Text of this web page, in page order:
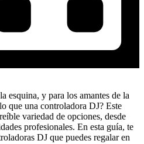
esquina, y para los amantes de la
que una controladora DJ? Este
variedad de opciones, desde
profesionales. En esta guía, te
DJ que puedes regalar en